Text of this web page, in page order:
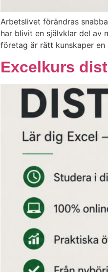
Arbetslivet förändras
har blivit en självklar del av
företag är rätt kunskaper
Excelkurs